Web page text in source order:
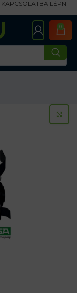
KAPCSOLATBA LÉPNI
0